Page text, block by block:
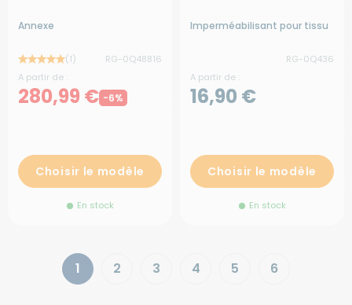
Annexe
(1)
RG-0Q48816
A partir de :
280,99 € -6%
Choisir le modèle
En stock
Imperméabilisant pour tissu
RG-0Q436
A partir de :
16,90 €
Choisir le modèle
En stock
1 2 3 4 5 6